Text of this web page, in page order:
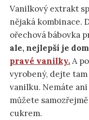
Vanilkový extrakt
nějaká kombinace.
ořechová bábovka
ale, nejlepší je
pravé vanilky.A
vyrobený, dejte
vanilku. Nemáte
můžete
cukrem.